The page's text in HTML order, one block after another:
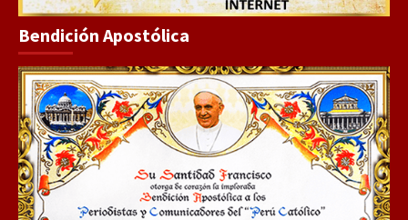
Bendición Apostólica